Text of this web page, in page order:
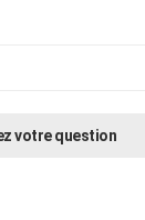
votre question